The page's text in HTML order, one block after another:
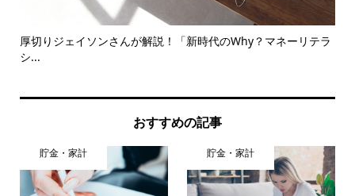
厚切りジェイソンさんが解説！「新時代のWhy？マネーリテラ
シ...
おすすめの記事
貯金・家計 貯金・家計